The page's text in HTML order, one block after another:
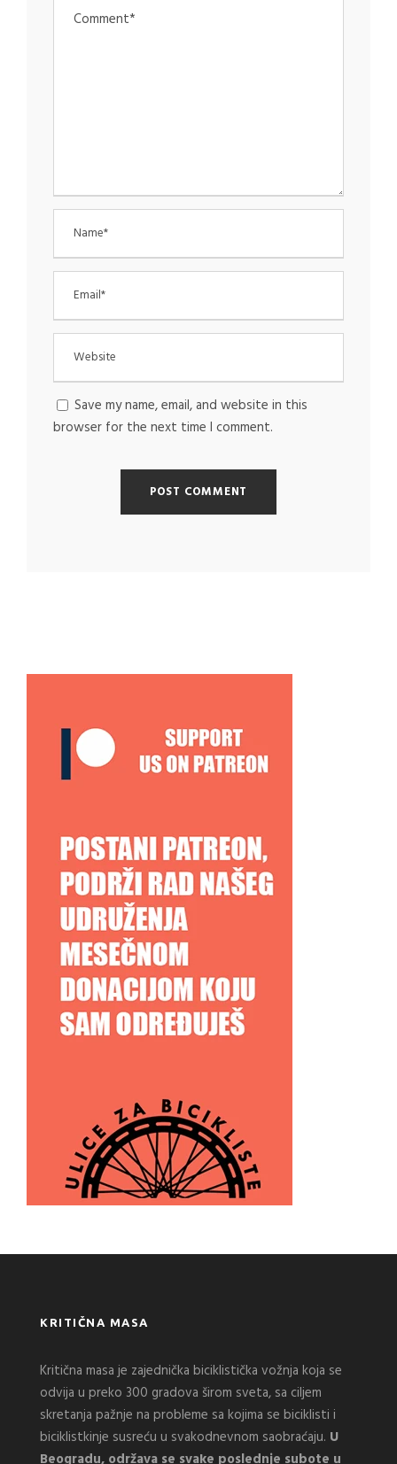
Save my name, email, and website in this
browser for the next time I comment.
KRITIČNA MASA
Kritična masa je zajednička biciklistička vožnja koja se
odvija u preko 300 gradova širom sveta, sa ciljem
skretanja pažnje na probleme sa kojima se biciklisti i
biciklistkinje susreću u svakodnevnom saobraćaju. U
Beogradu, održava se svake poslednje subote u